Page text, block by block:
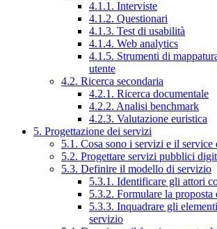
4.1.1. Interviste
4.1.2. Questionari
4.1.3. Test di usabilità
4.1.4. Web analytics
4.1.5. Strumenti di
utente
4.2. Ricerca secondaria
4.2.1. Ricerca documentale
4.2.2. Analisi benchmark
4.2.3. Valutazione euristica
5. Progettazione dei servizi
5.1. Cosa sono i servizi e il service
5.2. Progettare servizi pubblici
5.3. Definire il modello di servizio
5.3.1. Identificare gli attori
5.3.2. Formulare la proposta
5.3.3. Inquadrare gli
servizio